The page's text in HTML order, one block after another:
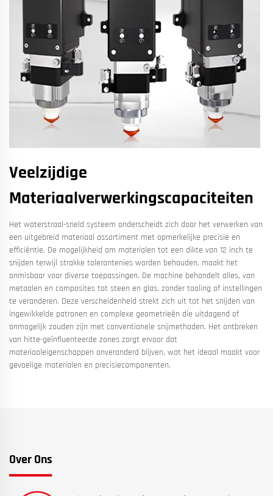
Veelzijdige
Materiaalverwerkingscapaciteiten
Het waterstraal-sneld systeem onderscheidt zich door het verwerken van
een uitgebreid materiaal assortiment met opmerkelijke precisie en
efficiëntie. De mogelijkheid om materialen tot een dikte van 12 inch te
snijden terwijl strakke tolerantenies worden behouden, maakt het
onmisbaar voor diverse toepassingen. De machine behandelt alles, van
metaalen en composites tot steen en glas, zonder tooling of instellingen
te veranderen. Deze verscheidenheid strekt zich uit tot het snijden van
ingewikkelde patronen en complexe geometrieën die uitdagend of
onmogelijk zouden zijn met conventionele snijmethoden. Het ontbreken
van hitte-geïnfluenteerde zones zorgt ervoor dat
materiaaleigenschappen onveranderd blijven, wat het ideaal maakt voor
gevoelige materialen en precisiecomponenten.
Over Ons